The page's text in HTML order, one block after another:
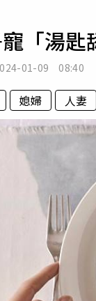
房產
「湯
01-09 08:40
媳婦 人妻